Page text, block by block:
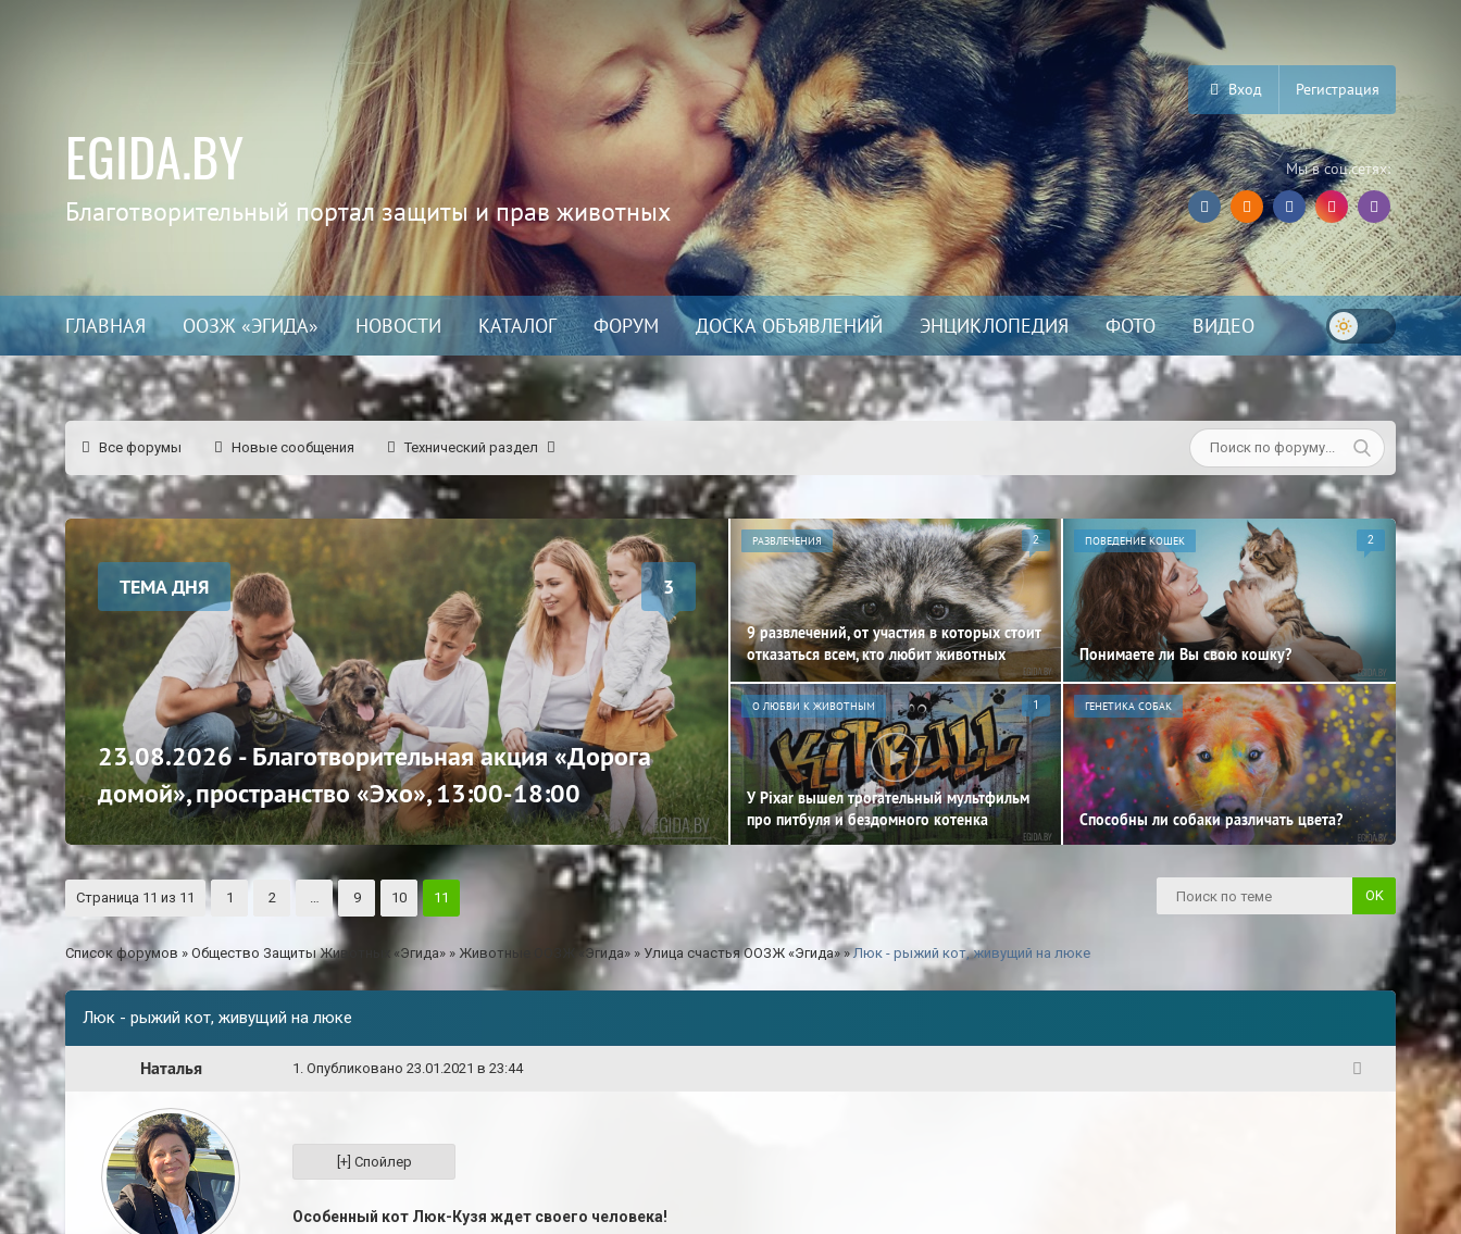
EGIDA.BY
Благотворительный портал защиты и прав животных
Вход Регистрация
Мы в соц.сетях:
ГЛАВНАЯ ООЗЖ «ЭГИДА» НОВОСТИ КАТАЛОГ ФОРУМ ДОСКА ОБЪЯВЛЕНИЙ ЭНЦИКЛОПЕДИЯ ФОТО ВИДЕО
Все форумы Новые сообщения Технический раздел
ТЕМА ДНЯ 3
23.08.2026 - Благотворительная акция «Дорога
домой», пространство «Эхо», 13:00-18:00
РАЗВЛЕЧЕНИЯ 2
9 развлечений, от участия в которых стоит
отказаться всем, кто любит животных
ПОВЕДЕНИЕ КОШЕК 2
Понимаете ли Вы свою кошку?
О ЛЮБВИ К ЖИВОТНЫМ 1
У Pixar вышел трогательный мультфильм
про питбуля и бездомного котенка
ГЕНЕТИКА СОБАК
Способны ли собаки различать цвета?
Страница 11 из 11 1 2 … 9 10 11
Список форумов » Общество Защиты Животных «Эгида» » Животные ООЗЖ «Эгида» » Улица счастья ООЗЖ «Эгида» » Люк - рыжий кот, живущий на люке
Люк - рыжий кот, живущий на люке
Наталья 1 . Опубликовано 23.01.2021 в 23:44
Особенный кот Люк-Кузя ждет своего человека!